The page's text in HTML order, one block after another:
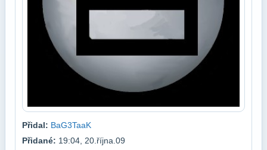
Přidal: BaG3TaaK
Přidané: 19:04, 20.října.09